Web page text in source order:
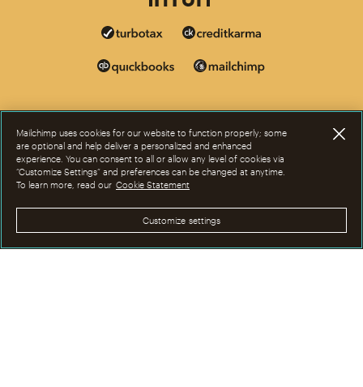
Mailchimp uses cookies for our website to function properly; some
are optional and help deliver a personalized and enhanced
experience. You can consent to all or allow any level of cookies via
“Customize Settings” and preferences can be changed at anytime.
To learn more, read our Cookie Statement
Customize settings